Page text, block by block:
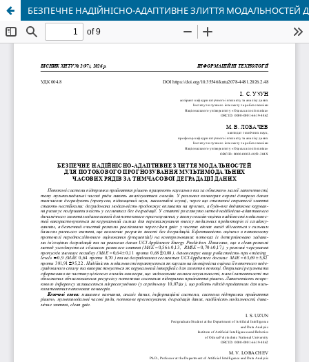
БЕЗПЕЧНЕ НАДІЙНІСНО-АДАПТИВНЕ ЗЛИТТЯ